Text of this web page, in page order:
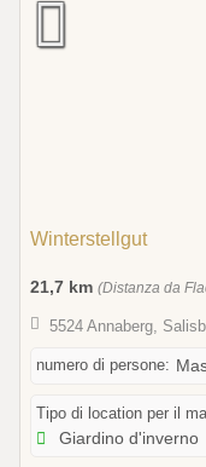
Winterstellgut
21,7 km (Distanza da
5524 Annaberg,
numero di persone:
Tipo di location per il
Giardino d'inverno